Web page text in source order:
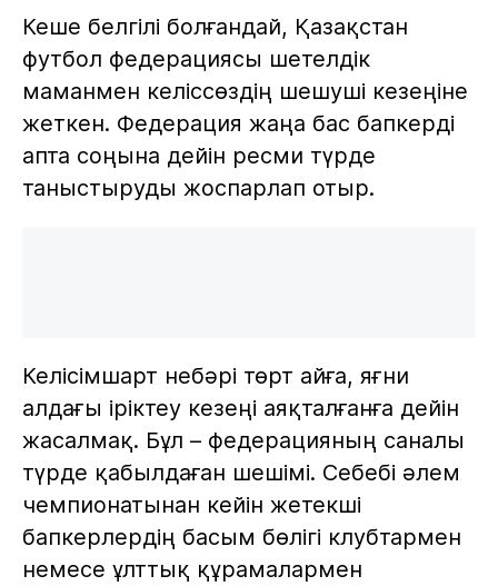
Кеше белгілі болғандай, Қазақстан
футбол федерациясы шетелдік
маманмен келіссөздің шешуші кезеңіне
жеткен. Федерация жаңа бас бапкерді
апта соңына дейін ресми түрде
таныстыруды жоспарлап отыр.
Келісімшарт небәрі төрт айға, яғни
алдағы іріктеу кезеңі аяқталғанға дейін
жасалмақ. Бұл – федерацияның саналы
түрде қабылдаған шешімі. Себебі әлем
чемпионатынан кейін жетекші
бапкерлердің басым бөлігі клубтармен
немесе ұлттық құрамалармен